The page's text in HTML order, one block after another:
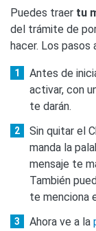
Puedes traer tu
del trámite de
hacer. Los pasos
Antes de
activar, con
te darán.
Sin quitar el
manda la
mensaje te
También
te menciona
Ahora ve a la